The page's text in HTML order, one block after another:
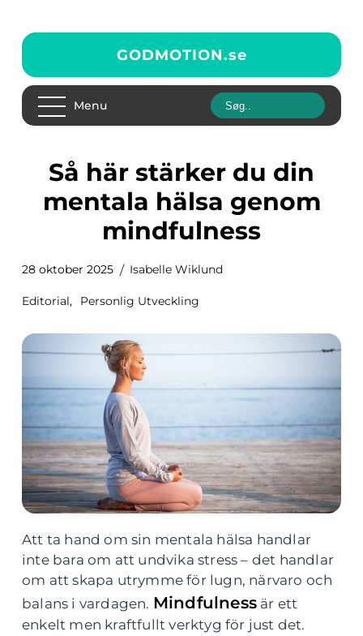
GODMOTION.se
Menu
Så här stärker du din
mentala hälsa genom
mindfulness
28 oktober 2025 Isabelle Wiklund
Editorial, Personlig Utveckling
Att ta hand om sin mentala hälsa handlar
inte bara om att undvika stress – det handlar
om att skapa utrymme för lugn, närvaro och
balans i vardagen. Mindfulness är ett
enkelt men kraftfullt verktyg för just det.